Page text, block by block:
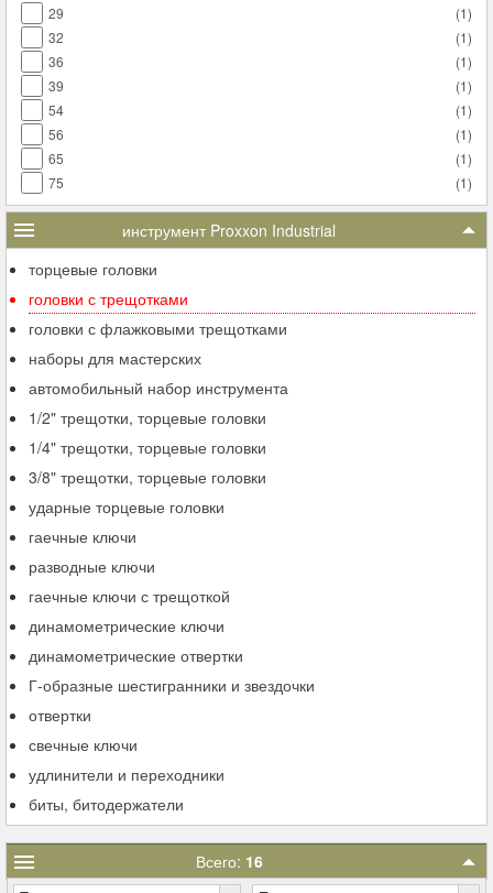
(1)
29
(1)
32
(1)
36
(1)
39
(1)
54
(1)
56
(1)
65
(1)
75
инструмент Proxxon Industrial
торцевые головки
головки с трещотками
головки с флажковыми трещотками
наборы для мастерских
автомобильный набор инструмента
1/2" трещотки, торцевые головки
1/4" трещотки, торцевые головки
3/8" трещотки, торцевые головки
ударные торцевые головки
гаечные ключи
разводные ключи
гаечные ключи с трещоткой
динамометрические ключи
динамометрические отвертки
Г-образные шестигранники и звездочки
отвертки
свечные ключи
удлинители и переходники
биты, битодержатели
Всего: 16